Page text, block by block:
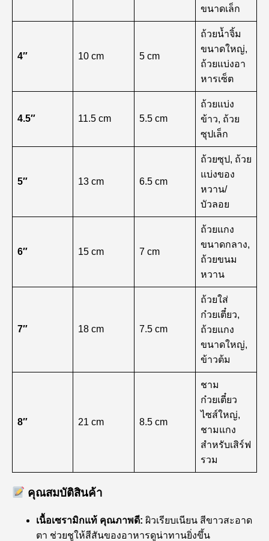
ขนาดเล็ก
4″ 10 cm 5 cm
ถ้วยน้ำจิ้ม
ขนาดใหญ่,
ถ้วยแบ่งอา
หารเซ็ต
4.5″ 11.5 cm 5.5 cm
ถ้วยแบ่ง
ข้าว, ถ้วย
ซุปเล็ก
5″ 13 cm 6.5 cm
ถ้วยซุป, ถ้วย
แบ่งของ
หวาน/
บัวลอย
6″ 15 cm 7 cm
ถ้วยแกง
ขนาดกลาง,
ถ้วยขนม
หวาน
7″ 18 cm 7.5 cm
ถ้วยใส่
ก๋วยเตี๋ยว,
ถ้วยแกง
ขนาดใหญ่,
ข้าวต้ม
8″ 21 cm 8.5 cm
ชาม
ก๋วยเตี๋ยว
ไซส์ใหญ่,
ชามแกง
สำหรับเสิร์ฟ
รวม
คุณสมบัติสินค้า
เนื้อเซรามิกแท้ คุณภาพดี: ผิวเรียบเนียน สีขาวสะอาด
ตา ช่วยชูให้สีสันของอาหารดูน่าทานยิ่งขึ้น